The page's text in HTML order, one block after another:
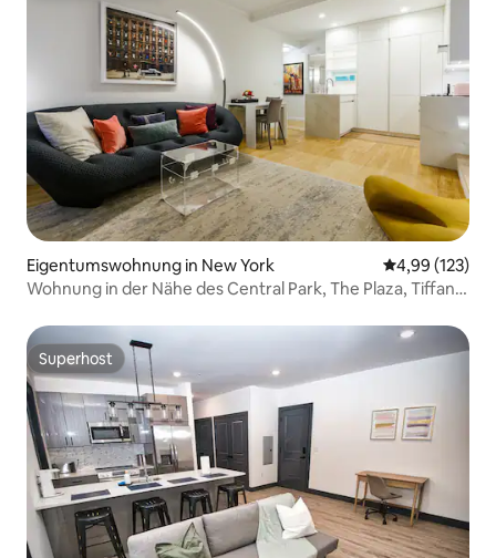
Eigentumswohnung in New York
4,99 (123)
Wohnung in der Nähe des Central Park, The Plaza, Tiffany,
Superhost
Superhost